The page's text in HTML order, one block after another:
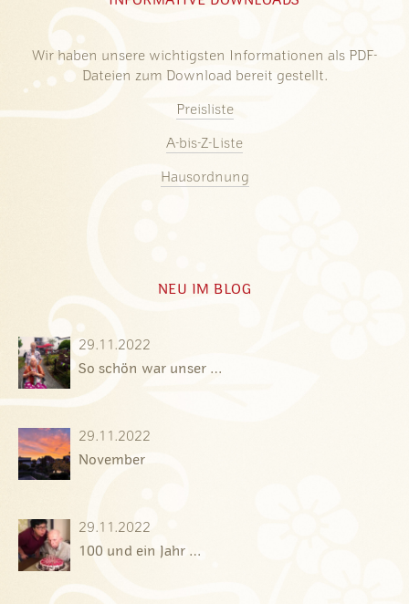
Wir haben unsere wichtigsten Informationen als PDF-
Dateien zum Download bereit gestellt.
Preisliste
A-bis-Z-Liste
Hausordnung
NEU IM BLOG
29.11.2022
So schön war unser …
29.11.2022
November
29.11.2022
100 und ein Jahr …